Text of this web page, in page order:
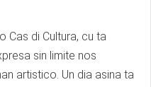
Cas di Cultura, cu ta
sin limite nos
artistico. Un dia asina ta